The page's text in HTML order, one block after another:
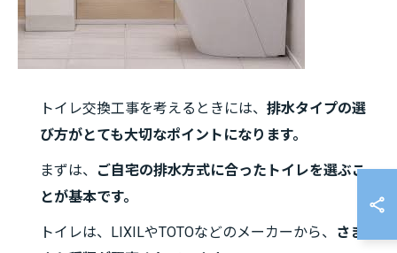
トイレ交換工事を考えるときには、 排水タイプの選
び方がとても大切なポイントになります。
まずは、
ご自宅の排水方式に合ったトイレを選ぶこ
とが基本です。
トイレは、LIXILやTOTOなどのメーカーから、
さまざ